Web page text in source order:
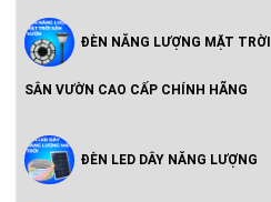
Hoàng Quốc Bảo - Độ Sáng Cao,
ĐÈN NĂNG LƯỢNG MẶT TRỜI
SÂN VƯỜN CAO CẤP CHÍNH HÃNG
ĐÈN LED DÂY NĂNG LƯỢNG